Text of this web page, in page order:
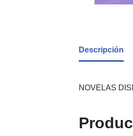
Descripción
NOVELAS